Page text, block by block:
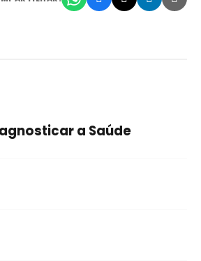
a Saúde